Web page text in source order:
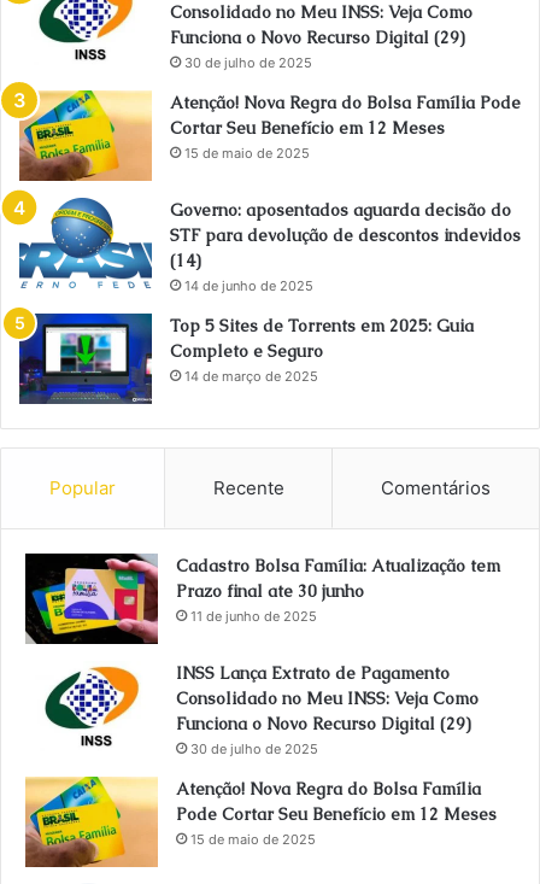
Consolidado no Meu INSS: Veja Como
Funciona o Novo Recurso Digital (29)
30 de julho de 2025
Atenção! Nova Regra do Bolsa Família Pode
Cortar Seu Benefício em 12 Meses
15 de maio de 2025
Governo: aposentados aguarda decisão do
STF para devolução de descontos indevidos
(14)
14 de junho de 2025
Top 5 Sites de Torrents em 2025: Guia
Completo e Seguro
14 de março de 2025
Popular Recente Comentários
Cadastro Bolsa Família: Atualização tem
Prazo final ate 30 junho
11 de junho de 2025
INSS Lança Extrato de Pagamento
Consolidado no Meu INSS: Veja Como
Funciona o Novo Recurso Digital (29)
30 de julho de 2025
Atenção! Nova Regra do Bolsa Família
Pode Cortar Seu Benefício em 12 Meses
15 de maio de 2025